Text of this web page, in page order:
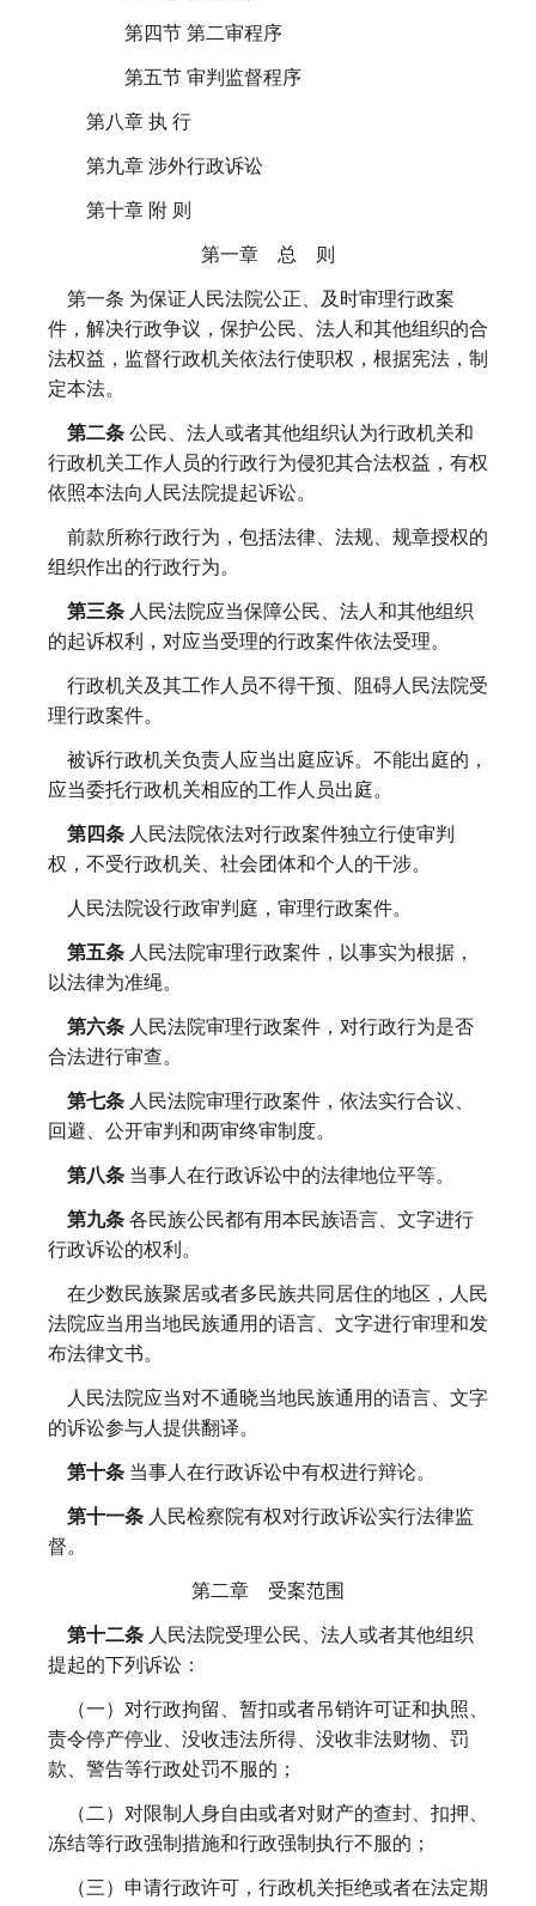
第四节 第二审程序
第五节 审判监督程序
第八章 执 行
第九章 涉外行政诉讼
第十章 附 则
第一章 总 则
第一条 为保证人民法院公正、及时审理行政案
件，解决行政争议，保护公民、法人和其他组织的合
法权益，监督行政机关依法行使职权，根据宪法，制
定本法。
第二条 公民、法人或者其他组织认为行政机关和
行政机关工作人员的行政行为侵犯其合法权益，有权
依照本法向人民法院提起诉讼。
前款所称行政行为，包括法律、法规、规章授权的
组织作出的行政行为。
第三条 人民法院应当保障公民、法人和其他组织
的起诉权利，对应当受理的行政案件依法受理。
行政机关及其工作人员不得干预、阻碍人民法院受
理行政案件。
被诉行政机关负责人应当出庭应诉。不能出庭的，
应当委托行政机关相应的工作人员出庭。
第四条 人民法院依法对行政案件独立行使审判
权，不受行政机关、社会团体和个人的干涉。
人民法院设行政审判庭，审理行政案件。
第五条 人民法院审理行政案件，以事实为根据，
以法律为准绳。
第六条 人民法院审理行政案件，对行政行为是否
合法进行审查。
第七条 人民法院审理行政案件，依法实行合议、
回避、公开审判和两审终审制度。
第八条 当事人在行政诉讼中的法律地位平等。
第九条 各民族公民都有用本民族语言、文字进行
行政诉讼的权利。
在少数民族聚居或者多民族共同居住的地区，人民
法院应当用当地民族通用的语言、文字进行审理和发
布法律文书。
人民法院应当对不通晓当地民族通用的语言、文字
的诉讼参与人提供翻译。
第十条 当事人在行政诉讼中有权进行辩论。
第十一条 人民检察院有权对行政诉讼实行法律监
督。
第二章 受案范围
第十二条 人民法院受理公民、法人或者其他组织
提起的下列诉讼：
（一）对行政拘留、暂扣或者吊销许可证和执照、
责令停产停业、没收违法所得、没收非法财物、罚
款、警告等行政处罚不服的；
（二）对限制人身自由或者对财产的查封、扣押、
冻结等行政强制措施和行政强制执行不服的；
（三）申请行政许可，行政机关拒绝或者在法定期